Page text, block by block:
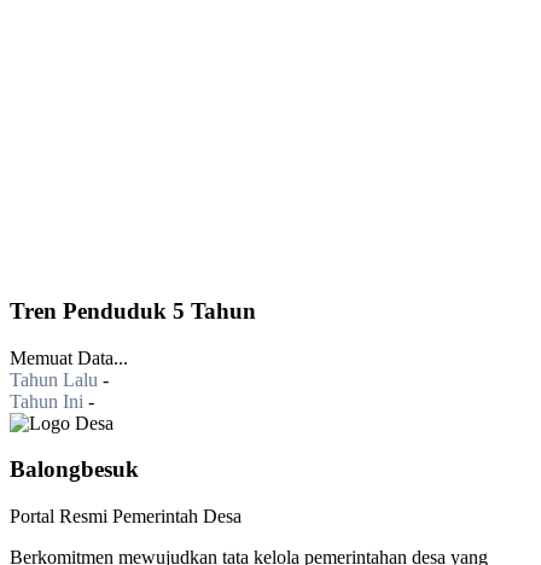
Tren Penduduk 5 Tahun
Memuat Data...
Tahun Lalu -
Tahun Ini -
Balongbesuk
Portal Resmi Pemerintah Desa
Berkomitmen mewujudkan tata kelola pemerintahan desa yang